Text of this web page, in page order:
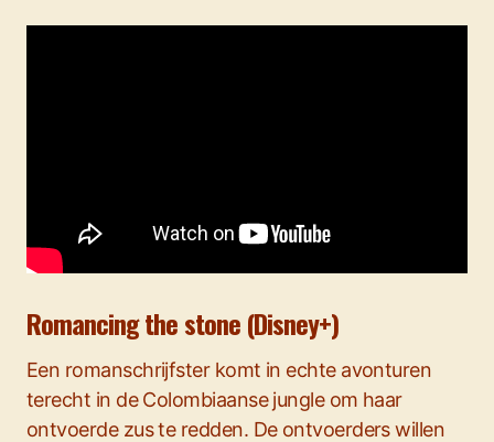
Romancing the stone (Disney+)
Een romanschrijfster komt in echte avonturen
terecht in de Colombiaanse jungle om haar
ontvoerde zus te redden. De ontvoerders willen